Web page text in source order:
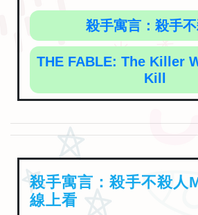
殺手寓言：殺手不
THE FABLE: The Killer
Kill
殺手寓言：殺手不殺人
線上看